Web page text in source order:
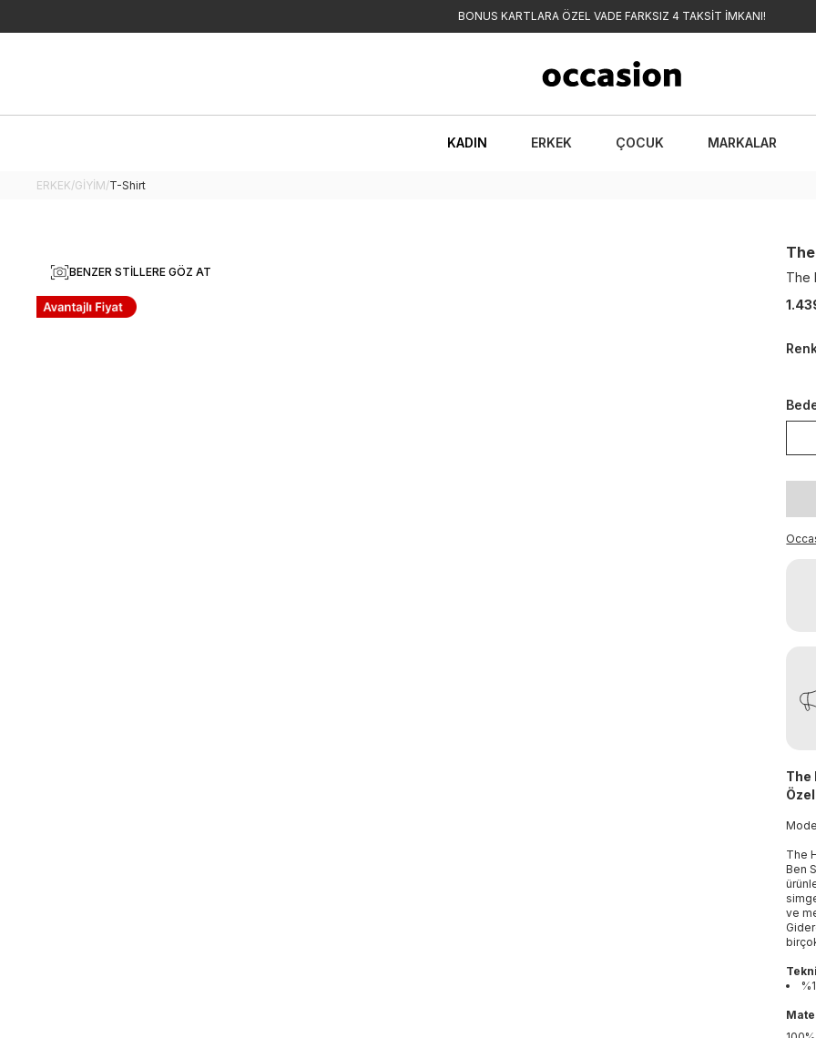
BONUS KARTLARA ÖZEL VADE FARKSIZ 4 TAKSİT İMKANI!
KADIN ERKEK ÇOCUK MARKALAR
ERKEK/GİYİM/T-Shirt
BENZER STILLERE GÖZ AT
The
The
The
Ben
ve